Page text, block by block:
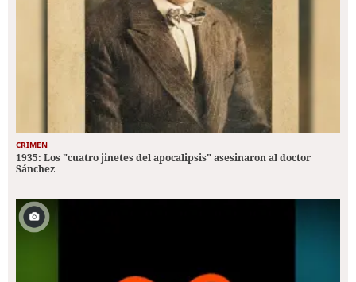
CRIMEN
1935: Los "cuatro jinetes del apocalipsis" asesinaron al doctor
Sánchez